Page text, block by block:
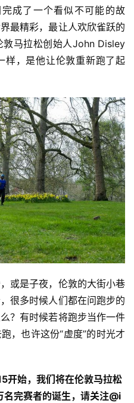
成了一个看似不可能的故
最精彩，最让人欢欣雀跃的
敦马拉松创始人John Disley
样，是他让伦敦重新跑了起
或是子夜，伦敦的大街小巷
很多时候人们都在问跑步的
？有时候若将跑步当作一件
，也许这份“虚度”的时光才
开始，我们将在伦敦马拉松
完赛者的诞生，请关注@i